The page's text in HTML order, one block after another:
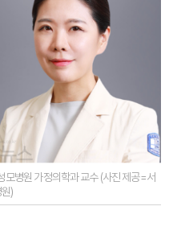
모병원 가정의학과 교수 (사진 제공=서
)